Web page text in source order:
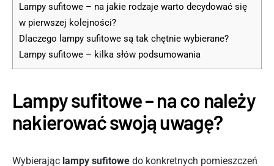
Lampy sufitowe – na jakie rodzaje warto decydować się
w pierwszej kolejności?
Dlaczego lampy sufitowe są tak chętnie wybierane?
Lampy sufitowe – kilka słów podsumowania
Lampy sufitowe – na co należy
nakierować swoją uwagę?
Wybierając lampy sufitowe do konkretnych pomieszczeń